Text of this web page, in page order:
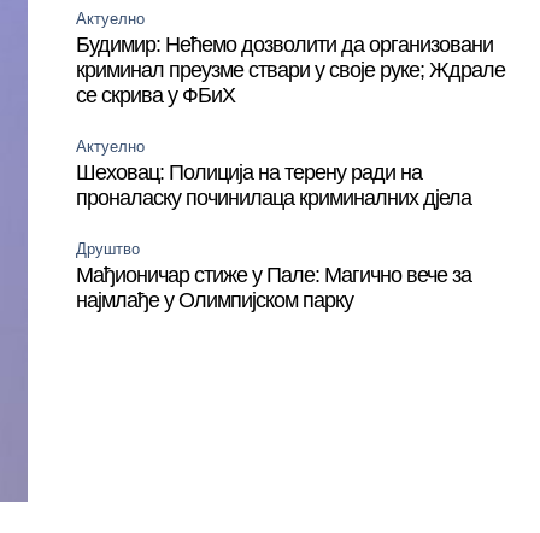
Актуелно
Будимир: Нећемо дозволити да организовани
криминал преузме ствари у своје руке; Ждрале
се скрива у ФБиХ
Актуелно
Шеховац: Полиција на терену ради на
проналаску починилаца криминалних дјела
Друштво
Мађионичар стиже у Пале: Магично вече за
најмлађе у Олимпијском парку